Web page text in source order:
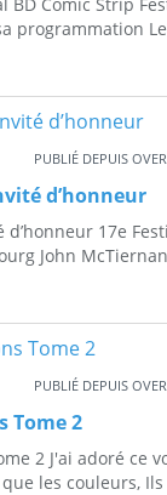
programmation
PUBLIÉ DEPUIS
d’honneur
d’honneur 17e
John
PUBLIÉ DEPUIS
Tome 2
2 J'ai adoré ce
les couleurs,